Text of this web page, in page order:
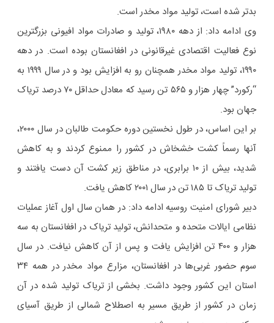
بدتر شده است، تولید مواد مخدر است.
وی ادامه داد: از دهه ۱۹۸۰، تولید و صادرات مواد افیونی بزرگترین
نوع فعالیت اقتصادی غیرقانونی در افغانستان بوده است. در دهه
۱۹۹۰، تولید مواد مخدر همچنان رو به افزایش بود و در سال ۱۹۹۹ به
“رکورد” چهار هزار و ۵۶۵ تن رسید که معادل حداقل ۷۰ درصد تریاک
جهان بود.
بر این اساس، در طول نخستین دوره حکومت طالبان در سال ۲۰۰۰،
آنها رسماً کشت خشخاش در کشور را ممنوع کردند و به کاهش
شدید، بیش از ۱۰ برابری، در مناطق زیر کشت آن دست یافتند و
تولید تریاک تا ۱۸۵ تن در سال ۲۰۰۱ کاهش یافت.
دبیر شورای امنیت روسیه ادامه داد: در همان سال اول آغاز عملیات
نظامی ایالات متحده و متحدانش، تولید تریاک در افغانستان به سه
هزار و ۴۰۰ تن افزایش یافت و پس از آن کاهش نیافت. در سال
سوم حضور غربی‌ها در افغانستان، مزارع مواد مخدر در همه ۳۴
استان این کشور وجود داشت. بخشی از تریاک تولید شده در آن
زمان در کشور از طریق مسیر به اصطلاح شمالی از طریق آسیای